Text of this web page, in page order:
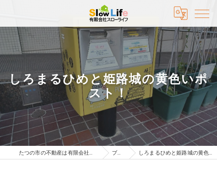
しろまるひめと姫路城の黄色いポ
スト！
たつの市の不動産は有限会社スローライフ ブログ しろまるひめと姫路城の黄色いポスト！